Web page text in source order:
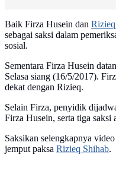
Baik Firza Husein dan
sebagai saksi dalam
sosial.
Sementara Firza Husein
Selasa siang (16/5/2017).
dekat dengan Rizieq.
Selain Firza, penyidik
Firza Husein, serta tiga saksi
Saksikan selengkapnya
jemput paksa Rizieq Shihab.